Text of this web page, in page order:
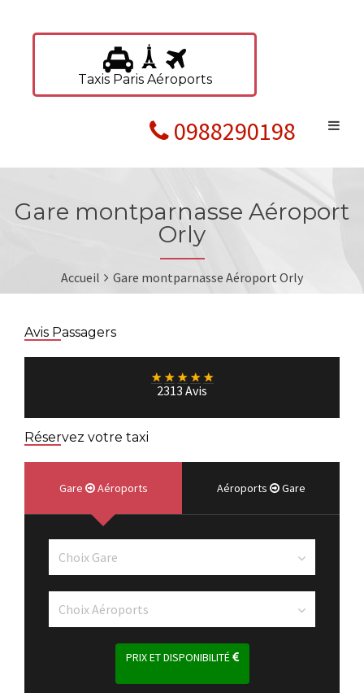
Taxis Paris Aéroports
0988290198
Gare montparnasse Aéroport
Orly
Accueil Gare montparnasse Aéroport Orly
Avis Passagers
★ ★ ★ ★ ★
2313 Avis
Réservez votre taxi
Gare Aéroports Aéroports Gare
PRIX ET DISPONIBILITÉ